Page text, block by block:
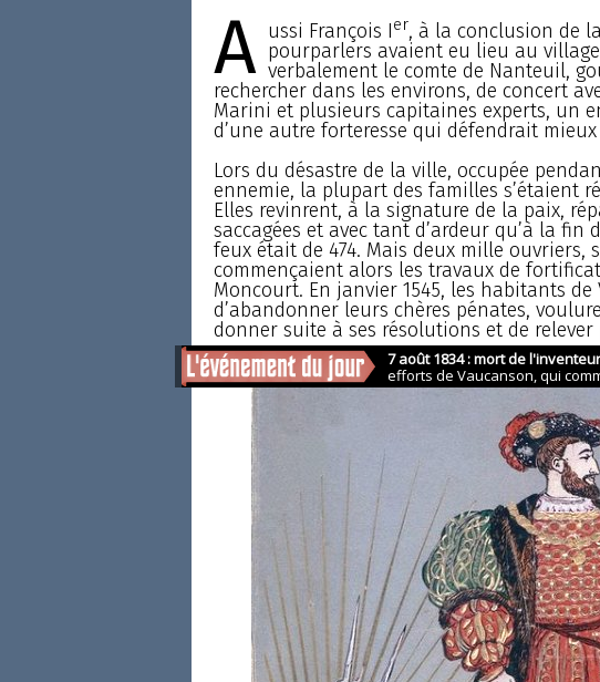
A ussi François Ier, à la conclusion de
pourparlers avaient eu lieu au
verbalement le comte de Nanteuil,
rechercher dans les environs, de concert
Marini et plusieurs capitaines experts, un
d’une autre forteresse qui défendrait
Lors du désastre de la ville, occupée
ennemie, la plupart des familles s’étaient
Elles revinrent, à la signature de la paix,
saccagées et avec tant d’ardeur qu’à la fin
feux était de 474. Mais deux mille ouvriers,
commençaient alors les travaux de
Moncourt. En janvier 1545, les habitants
d’abandonner leurs chères pénates,
donner suite à ses résolutions et de